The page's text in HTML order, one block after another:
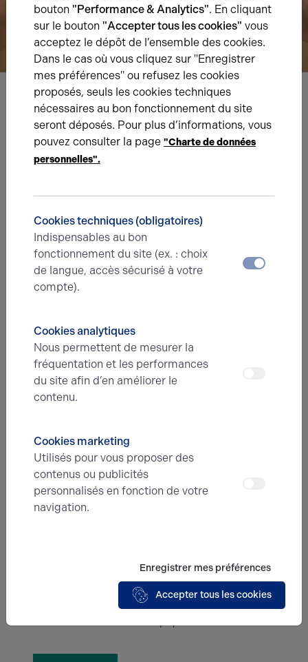
Nous avons hâte de vous lire,
prenez contact !
Nom*
Prénom*
E-mail*
N° de téléphone*
Type d'offre
Message
En soumettant ce formulaire, j'accepte que
les informations saisies soient exploitées
dans le cadre de ma demande et de la
bouton "Performance & Analytics". En cliquant
sur le bouton "Accepter tous les cookies" vous
acceptez le dépôt de l’ensemble des cookies.
Dans le cas où vous cliquez sur "Enregistrer
mes préférences" ou refusez les cookies
proposés, seuls les cookies techniques
nécessaires au bon fonctionnement du site
seront déposés. Pour plus d’informations, vous
pouvez consulter la page "Charte de données
personnelles".
Cookies techniques (obligatoires)
Indispensables au bon
fonctionnement du site (ex. : choix
de langue, accès sécurisé à votre
compte).
Cookies analytiques
Nous permettent de mesurer la
fréquentation et les performances
du site afin d’en améliorer le
contenu.
Cookies marketing
Utilisés pour vous proposer des
contenus ou publicités
personnalisés en fonction de votre
navigation.
Enregistrer mes préférences
Accepter tous les cookies